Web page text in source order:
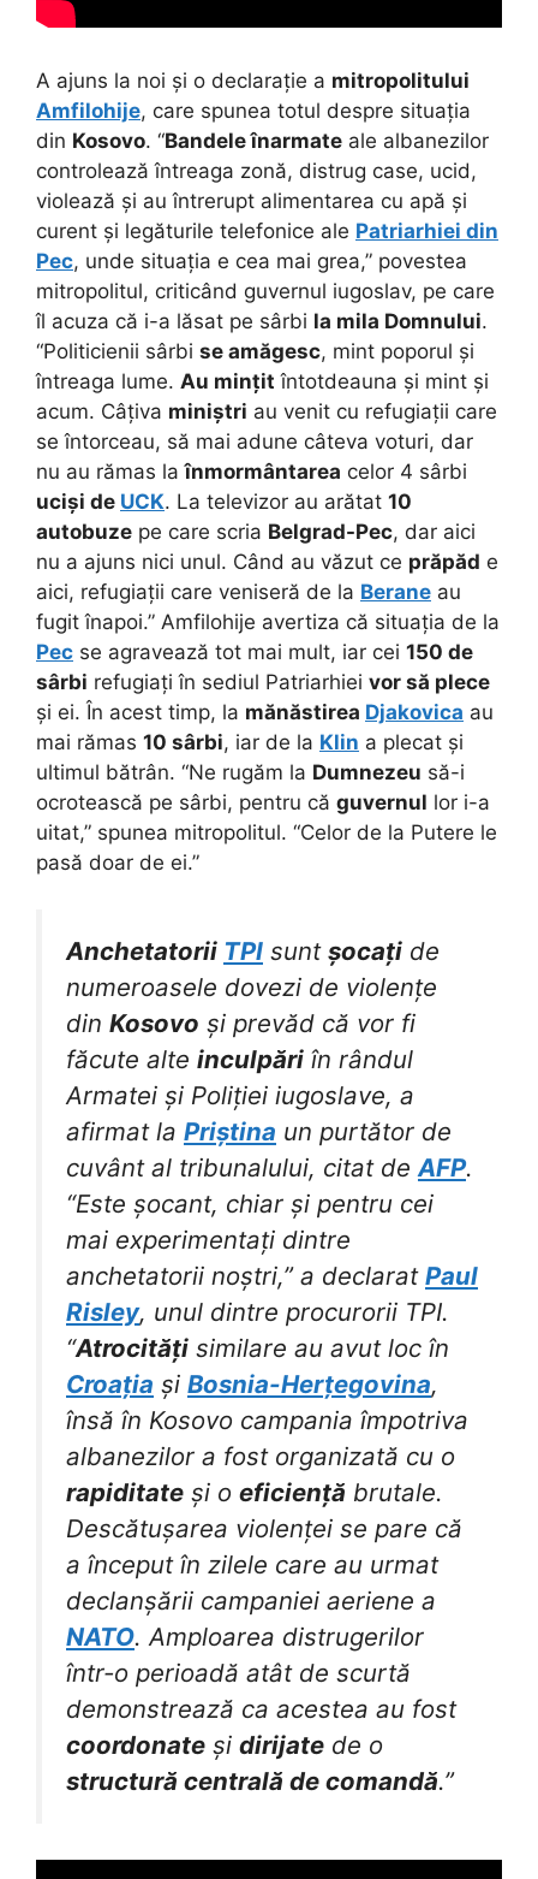
A ajuns la noi și o declarație a mitropolitului
Amfilohije, care spunea totul despre situația
din Kosovo. “Bandele înarmate ale albanezilor
controlează întreaga zonă, distrug case, ucid,
violează și au întrerupt alimentarea cu apă și
curent și legăturile telefonice ale Patriarhiei din
Pec, unde situația e cea mai grea,” povestea
mitropolitul, criticând guvernul iugoslav, pe care
îl acuza că i-a lăsat pe sârbi la mila Domnului.
“Politicienii sârbi se amăgesc, mint poporul și
întreaga lume. Au mințit întotdeauna și mint și
acum. Câțiva miniștri au venit cu refugiații care
se întorceau, să mai adune câteva voturi, dar
nu au rămas laînmormântarea celor 4 sârbi
uciși de UCK. La televizor au arătat 10
autobuze pe care scria Belgrad-Pec, dar aici
nu a ajuns nici unul. Când au văzut ce prăpăd e
aici, refugiații care veniseră de la Berane au
fugit înapoi.” Amfilohije avertiza că situația de la
Pec se agravează tot mai mult, iar cei 150 de
sârbi refugiați în sediul Patriarhiei vor să plece
și ei. În acest timp, la mănăstirea Djakovica au
mai rămas 10 sârbi, iar de la Klin a plecat și
ultimul bătrân. “Ne rugăm la Dumnezeu să-i
ocrotească pe sârbi, pentru că guvernul lor i-a
uitat,” spunea mitropolitul. “Celor de la Putere le
pasă doar de ei.”
Anchetatorii TPI sunt șocați de
numeroasele dovezi de violențe
din Kosovo și prevăd că vor fi
făcute alte inculpări în rândul
Armatei și Poliției iugoslave, a
afirmat la Priștina un purtător de
cuvânt al tribunalului, citat de AFP.
“Este șocant, chiar și pentru cei
mai experimentați dintre
anchetatorii noștri,” a declarat Paul
Risley, unul dintre procurorii TPI.
“Atrocități similare au avut loc în
Croația și Bosnia-Herțegovina,
însă în Kosovo campania împotriva
albanezilor a fost organizată cu o
rapiditate și o eficiență brutale.
Descătușarea violenței se pare că
a început în zilele care au urmat
declanșării campaniei aeriene a
NATO. Amploarea distrugerilor
într-o perioadă atât de scurtă
demonstrează ca acestea au fost
coordonate și dirijate de o
structură centrală de comandă.”